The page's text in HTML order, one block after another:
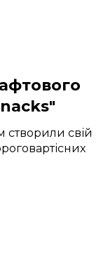
створили свій